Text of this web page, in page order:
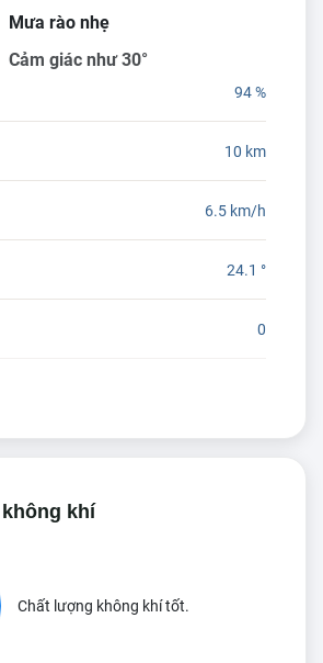
Mưa rào nhẹ
Cảm giác như 30°
94 %
10 km
6.5 km/h
24.1 °
0
khí
Chất lượng không khí tốt.